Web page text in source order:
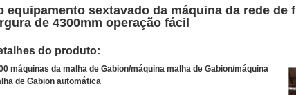
equipamento sextavado da máquina da rede de
de 4300mm operação fácil
do produto:
máquinas da malha de Gabion/máquina malha de Gabion/máquina
de Gabion automática